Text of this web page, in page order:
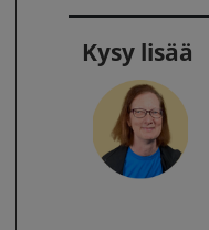
Kysy lisää